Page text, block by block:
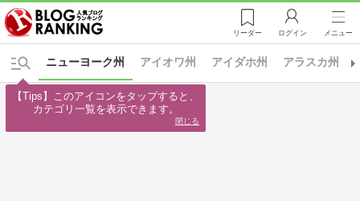
リーダー ログイン メニュー
アイオワ州 アイダホ州 アラスカ州
ニューヨーク州
【Tips】このアイコンをタップすると、
カテゴリ一覧を表示できます。
閉じる